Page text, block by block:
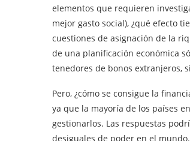
elementos que requieren
mejor gasto social), ¿qué efecto
cuestiones de asignación de la
de una planificación económica
tenedores de bonos extranjeros,
Pero, ¿cómo se consigue la
ya que la mayoría de los países
gestionarlos. Las respuestas
desiguales de poder en el